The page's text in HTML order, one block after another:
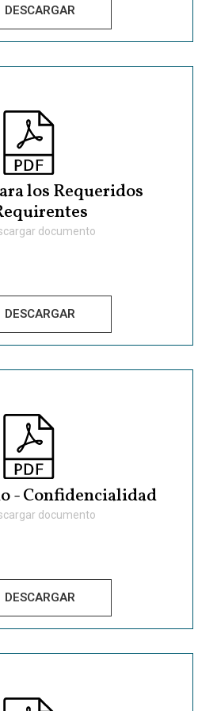
DESCARGAR
los Requeridos
documento
DESCARGAR
- Confidencialidad
documento
DESCARGAR